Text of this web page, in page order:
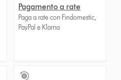
Pagamento a rate
Paga a rate con Findomestic,
PayPal e Klarna